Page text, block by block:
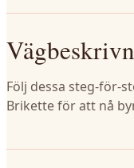
Följ dessa steg-för-
Brikette för att nå